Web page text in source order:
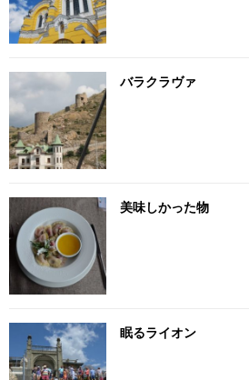
バラクラヴァ
美味しかった物
眠るライオン